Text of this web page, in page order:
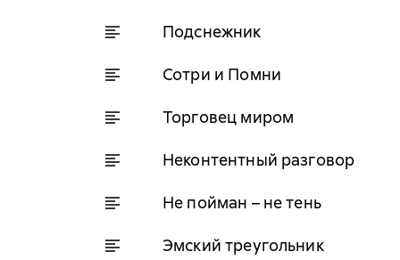
Подснежник
Сотри и Помни
Торговец миром
Неконтентный разговор
Не пойман – не тень
Эмский треугольник